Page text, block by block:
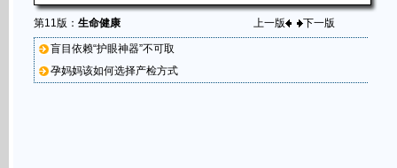
第11版： 生命健康 上一版 下一版
盲目依赖“护眼神器”不可取
孕妈妈该如何选择产检方式